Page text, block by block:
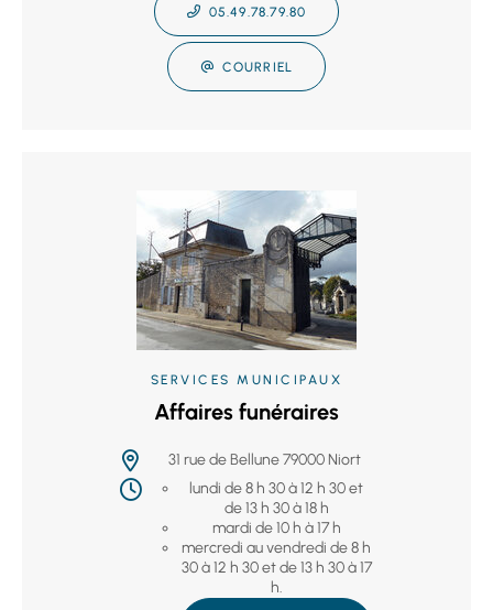
05.49.78.79.80
COURRIEL
SERVICES MUNICIPAUX
Affaires funéraires
31 rue de Bellune 79000 Niort
lundi de 8 h 30 à 12 h 30 et
de 13 h 30 à 18 h
mardi de 10 h à 17 h
mercredi au vendredi de 8 h
30 à 12 h 30 et de 13 h 30 à 17
h.